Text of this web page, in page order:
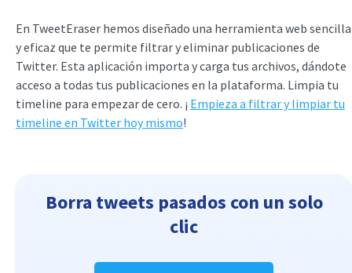
En TweetEraser hemos diseñado una herramienta web sencilla
y eficaz que te permite filtrar y eliminar publicaciones de
Twitter. Esta aplicación importa y carga tus archivos, dándote
acceso a todas tus publicaciones en la plataforma. Limpia tu
timeline para empezar de cero. ¡ Empieza a filtrar y limpiar tu
timeline en Twitter hoy mismo!
Borra tweets pasados con un solo
clic